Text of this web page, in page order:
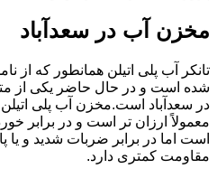
مخزن آب در سعدآباد
تانکر آب پلی اتیلن همانطور که از
شده است و در حال حاضر یکی از
در سعدآباد است.مخزن آب پلی
معمولاً ارزان تر است و در برابر
است اما در برابر ضربات شدید و
مقاومت کمتری دارد.